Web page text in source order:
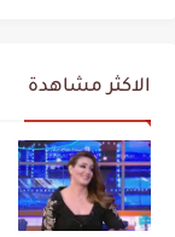
الاكثر مشاهدة